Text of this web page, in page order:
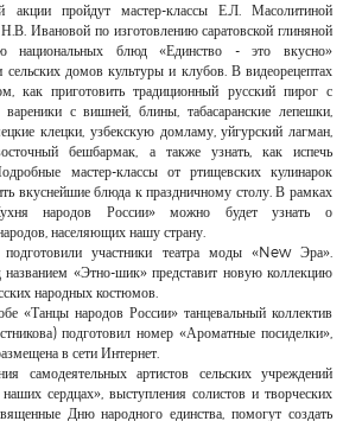
пройдут мастер-классы Е.Л. Масолитиной
Ивановой по изготовлению саратовской глиняной
национальных блюд «Единство - это вкусно»
сельских домов культуры и клубов. В видеорецептах
как приготовить традиционный русский пирог с
с вишней, блины, табасаранские лепешки,
клецки, узбекскую домламу, уйгурский лагман,
бешбармак, а также узнать, как испечь
мастер-классы от ртищевских кулинарок
вкуснейшие блюда к праздничному столу. В рамках
народов России» можно будет узнать о
населяющих нашу страну.
подготовили участники театра моды «New Эра».
названием «Этно-шик» представит новую коллекцию
народных костюмов.
«Танцы народов России» танцевальный коллектив
подготовил номер «Ароматные посиделки»,
в сети Интернет.
самодеятельных артистов сельских учреждений
сердцах», выступления солистов и творческих
Дню народного единства, помогут создать